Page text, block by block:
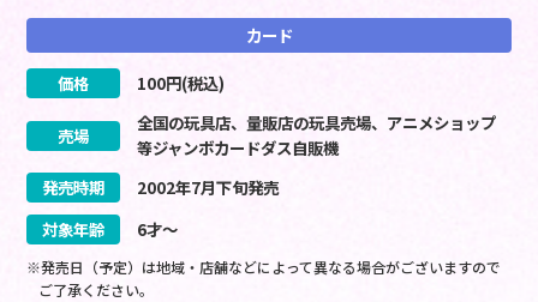
カード
価格 100円(税込)
売場
全国の玩具店、量販店の玩具売場、アニメショップ
等ジャンボカードダス自販機
発売時期
2002年7月下旬発売
対象年齢
6才～
※発売日（予定）は地域・店舗などによって異なる場合がございますので
ご了承ください。